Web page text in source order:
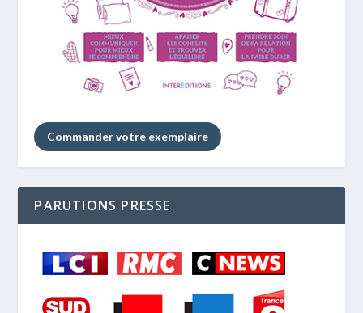
Commander votre exemplaire
PARUTIONS PRESSE